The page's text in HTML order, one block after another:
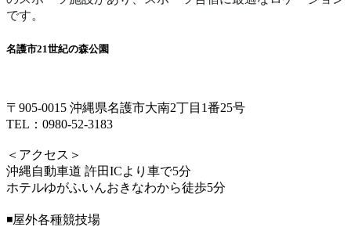
です。
名護市21世紀の森公園
〒905-0015 沖縄県名護市大南2丁目1番25号
TEL：0980-52-3183
＜アクセス＞
沖縄自動車道 許田ICより車で5分
ホテルゆがふいんおきなわから徒歩5分
◾️屋外各種競技場